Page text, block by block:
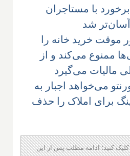
با مستاجران
شد
موقت خرید خانه‌ را
ممنوع می‌کند و از
مالیات می‌گیرد
می‌خواهد اجبار به
برای املاک را حذف
کنید؛ ادامه مطلب پس از این